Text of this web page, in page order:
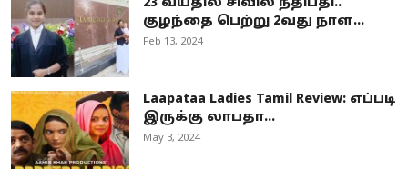
23 வயதில் சிவில் நீதிபதி..
குழந்தை பெற்று 2வது நாள...
Feb 13, 2024
Laapataa Ladies Tamil Review: எப்படி
இருக்கு லாபதா...
May 3, 2024